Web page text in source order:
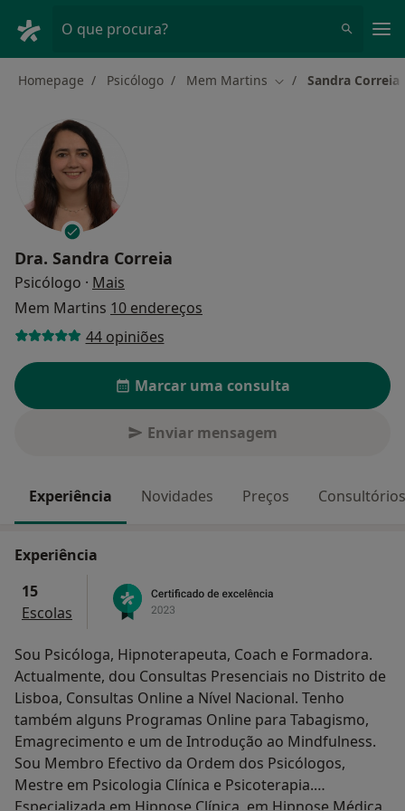
O que procura?
Homepage Psicólogo Mem Martins Mudar de cidade
Sandra Correia
Dra. Sandra Correia
Psicólogo · Mais
Mem Martins 10 endereços
44 opiniões
Marcar uma consulta
Enviar mensagem
Experiência Novidades Preços Consultórios
Experiência
15
Escolas
Sou Psicóloga, Hipnoterapeuta, Coach e Formadora.
Actualmente, dou Consultas Presenciais no Distrito de
Lisboa, Consultas Online a Nível Nacional. Tenho
também alguns Programas Online para Tabagismo,
Emagrecimento e um de Introdução ao Mindfulness.
Sou Membro Efectivo da Ordem dos Psicólogos,
Mestre em Psicologia Clínica e Psicoterapia.
Especializada em Hipnose Clínica, em Hipnose Médica,